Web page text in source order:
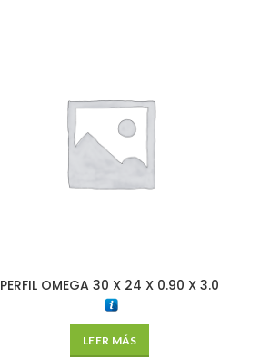
PERFIL OMEGA 30 X 24 X 0.90 X 3.0
LEER MÁS